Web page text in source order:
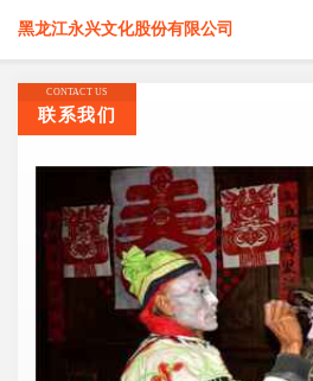
黑龙江永兴文化股份有限公司
CONTACT US
联系我们